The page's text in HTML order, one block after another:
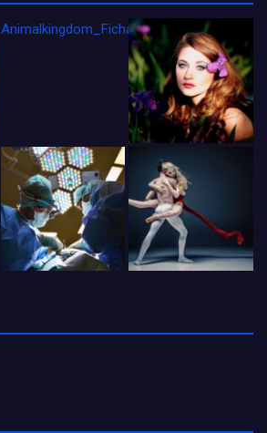
Animalkingdom_FichaCine